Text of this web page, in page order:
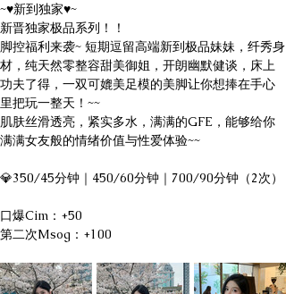
~♥新到独家♥~
新晋独家极品系列！！
脚控福利来袭~ 短期逗留高端新到极品妹妹，纤秀身
材，纯天然零整容甜美御姐，开朗幽默健谈，床上
功夫了得，一双可媲美足模的美脚让你想捧在手心
里把玩一整天！~~
肌肤丝滑透亮，紧实多水，满满的GFE，能够给你
满满女友般的情绪价值与性爱体验~~
💎350/45分钟｜450/60分钟｜700/90分钟（2次）
口爆Cim：+50
第二次Msog：+100